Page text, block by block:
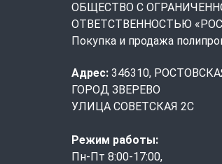
ОБЩЕСТВО С
ОТВЕТСТВЕННОСТЬЮ
Покупка и продажа
Адрес: 346310,
ГОРОД ЗВЕРЕВО
УЛИЦА СОВЕТСКАЯ 2С
Режим работы:
Пн-Пт 8:00-17:00,